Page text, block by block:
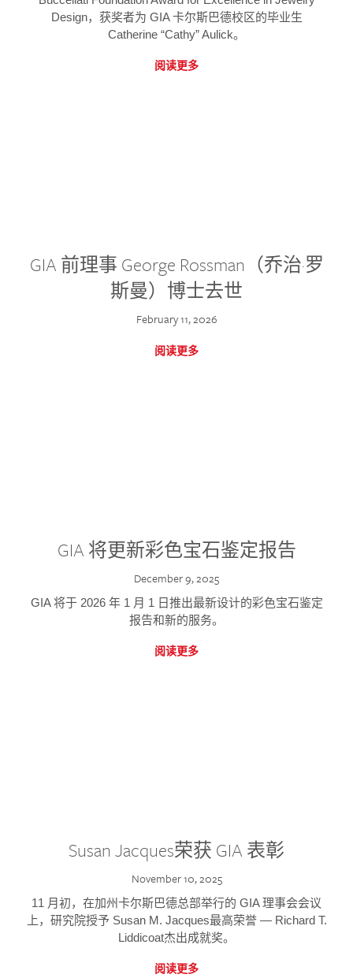
Design，获奖者为 GIA 卡尔斯巴德校区的毕业生
Catherine “Cathy” Aulick。
阅读更多
GIA 前理事 George Rossman（乔治·罗
斯曼）博士去世
February 11, 2026
阅读更多
GIA 将更新彩色宝石鉴定报告
December 9, 2025
GIA 将于 2026 年 1 月 1 日推出最新设计的彩色宝石鉴定
报告和新的服务。
阅读更多
Susan Jacques荣获 GIA 表彰
November 10, 2025
11 月初，在加州卡尔斯巴德总部举行的 GIA 理事会会议
上，研究院授予 Susan M. Jacques最高荣誉 — Richard T.
Liddicoat杰出成就奖。
阅读更多